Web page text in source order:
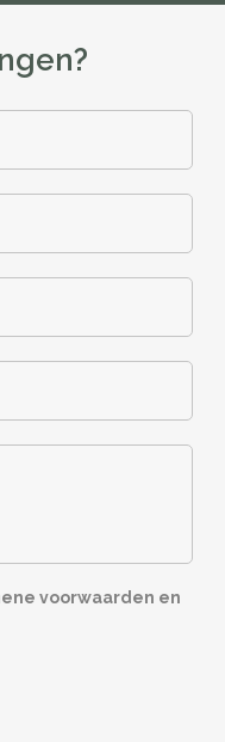
voorwaarden en